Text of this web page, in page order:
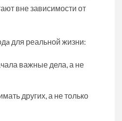
вне зависимости от
для реальной жизни:
важные дела, а не
других, а не только